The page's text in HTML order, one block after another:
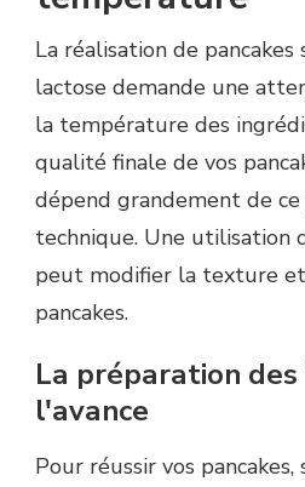
La réalisation de
lactose demande une
la température des
qualité finale de vos
dépend grandement de
technique. Une utilisation
peut modifier la texture
pancakes.
La préparation
l'avance
Pour réussir vos